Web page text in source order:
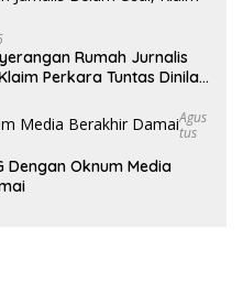
Rumah Jurnalis
Perkara Tuntas Dinilai
Agus
Tus
Dengan Oknum Media